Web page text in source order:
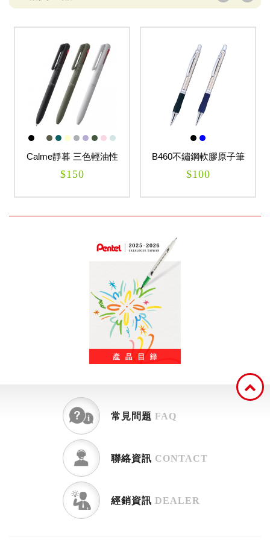
Calme靜暮 三色輕油性
筆-黑+紅+藍
$150
B460不鏽鋼軟膠原子筆
$100
常見問題 FAQ
聯絡資訊 CONTACT
經銷資訊 DEALER